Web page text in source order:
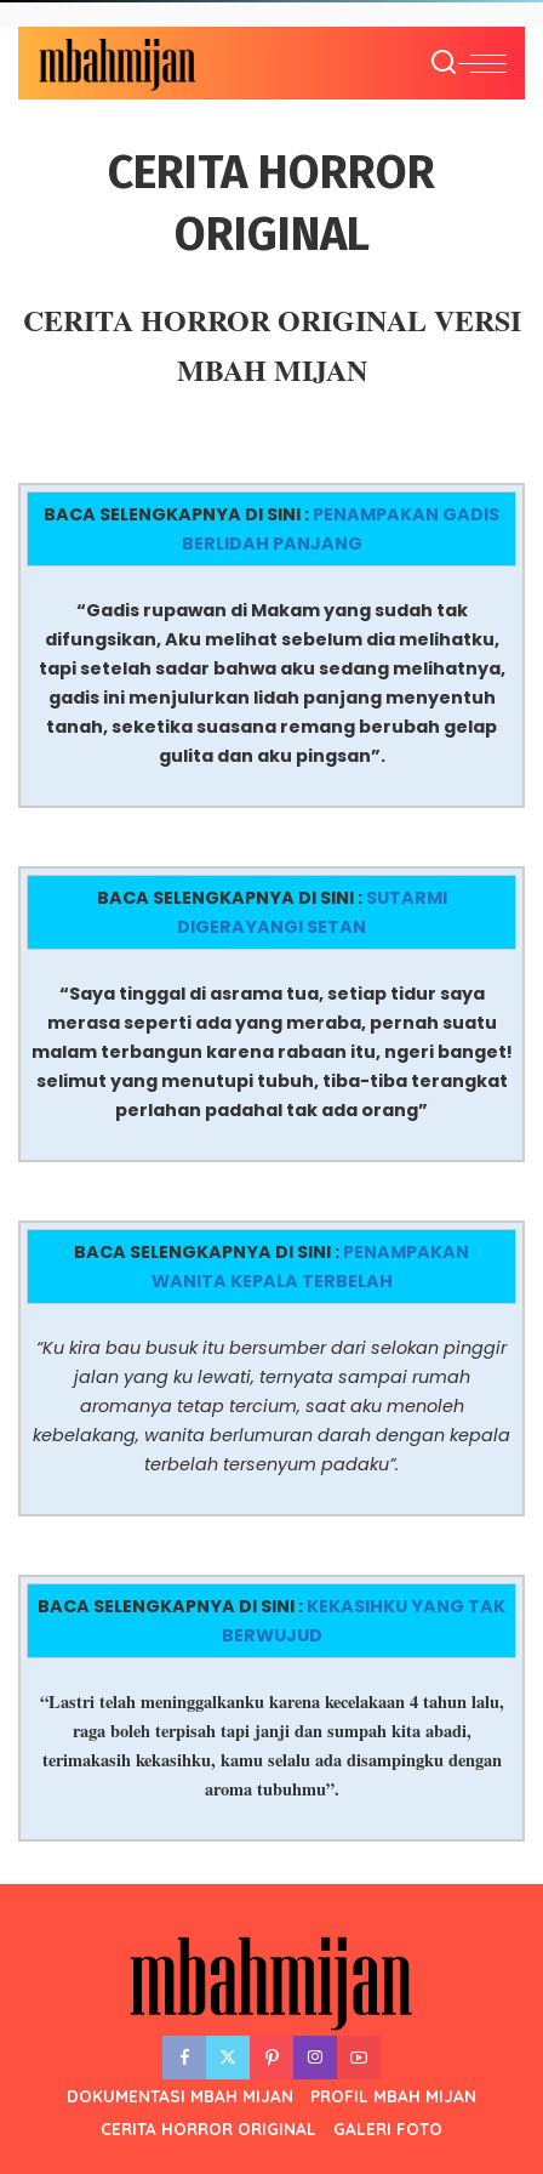
CERITA HORROR
ORIGINAL
CERITA HORROR ORIGINAL VERSI
MBAH MIJAN
BACA SELENGKAPNYA DI SINI : PENAMPAKAN GADIS
BERLIDAH PANJANG
“Gadis rupawan di Makam yang sudah tak
difungsikan, Aku melihat sebelum dia melihatku,
tapi setelah sadar bahwa aku sedang melihatnya,
gadis ini menjulurkan lidah panjang menyentuh
tanah, seketika suasana remang berubah gelap
gulita dan aku pingsan”.
BACA SELENGKAPNYA DI SINI : SUTARMI
DIGERAYANGI SETAN
“Saya tinggal di asrama tua, setiap tidur saya
merasa seperti ada yang meraba, pernah suatu
malam terbangun karena rabaan itu, ngeri banget!
selimut yang menutupi tubuh, tiba-tiba terangkat
perlahan padahal tak ada orang”
BACA SELENGKAPNYA DI SINI : PENAMPAKAN
WANITA KEPALA TERBELAH
“Ku kira bau busuk itu bersumber dari selokan pinggir
jalan yang ku lewati, ternyata sampai rumah
aromanya tetap tercium, saat aku menoleh
kebelakang, wanita berlumuran darah dengan kepala
terbelah tersenyum padaku”.
BACA SELENGKAPNYA DI SINI : KEKASIHKU YANG TAK
BERWUJUD
“Lastri telah meninggalkanku karena kecelakaan 4 tahun lalu,
raga boleh terpisah tapi janji dan sumpah kita abadi,
terimakasih kekasihku, kamu selalu ada disampingku dengan
aroma tubuhmu”.
DOKUMENTASI MBAH MIJAN
PROFIL MBAH MIJAN
CERITA HORROR ORIGINAL
GALERI FOTO